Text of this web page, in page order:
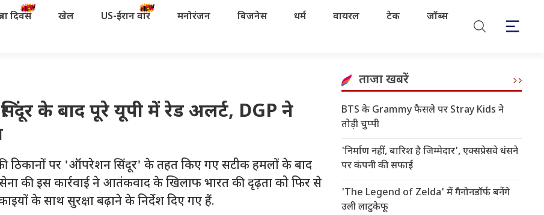
दिवस खेल US-ईरान वॉर मनोरंजन बिजनेस धर्म वायरल टेक जॉब्स
के बाद पूरे यूपी में रेड अलर्ट, DGP ने
पर 'ऑपरेशन सिंदूर' के तहत किए गए सटीक हमलों के बाद
सेना की इस कार्रवाई ने आतंकवाद के खिलाफ भारत की दृढ़ता को फिर से
के साथ सुरक्षा बढ़ाने के निर्देश दिए गए हैं.
ताजा खबरें
BTS के Grammy फैसले पर Stray Kids ने
तोड़ी चुप्पी
'निर्माण नहीं, बारिश है जिम्मेदार', एक्सप्रेसवे धंसने
पर कंपनी की सफाई
'The Legend of Zelda' में गैनोनडॉर्फ बनेंगे
उली लाटुकेफू